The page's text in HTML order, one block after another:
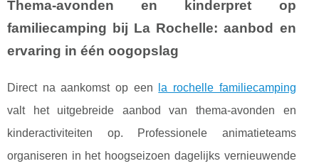
Thema-avonden en kinderpret op
familiecamping bij La Rochelle: aanbod en
ervaring in één oogopslag
Direct na aankomst op een
la rochelle familiecamping
valt het uitgebreide aanbod van thema-avonden en
kinderactiviteiten op. Professionele animatieteams
organiseren in het hoogseizoen dagelijks vernieuwende